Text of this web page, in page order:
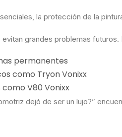
la protección de la
grandes problemas futuros.
permanentes
como Tryon Vonixx
V80 Vonixx
dejó de ser un lujo?”